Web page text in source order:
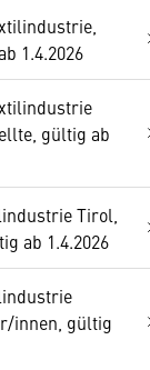
1.4.2026
gültig ab
Tirol,
ab 1.4.2026
innen, gültig